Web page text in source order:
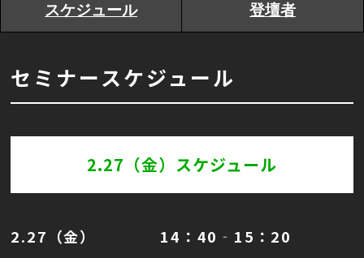
スケジュール 登壇者
セミナースケジュール
2.27（金）スケジュール
2.27（金） 14：40‐15：20